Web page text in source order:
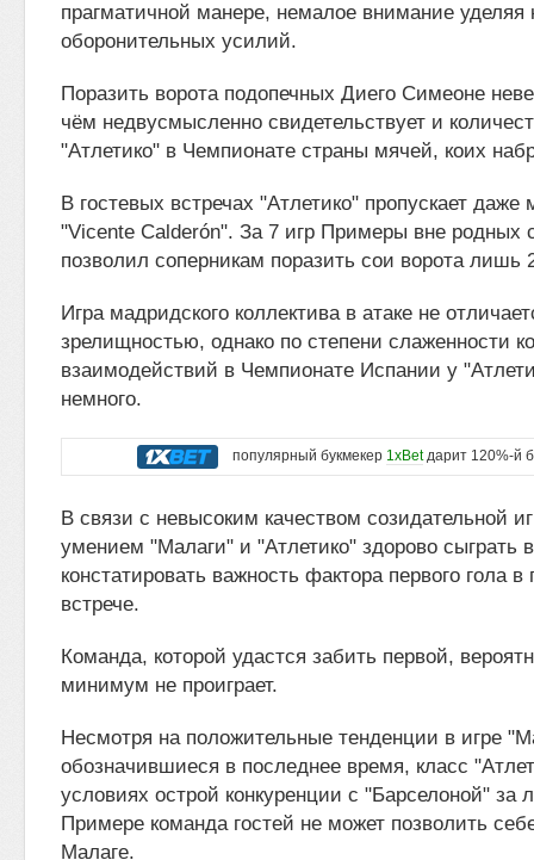
прагматичной манере, немалое внимание уделяя
оборонительных усилий.
Поразить ворота подопечных Диего Симеоне
чём недвусмысленно свидетельствует и
"Атлетико" в Чемпионате страны мячей, коих
В гостевых встречах "Атлетико" пропускает
"Vicente Calderón". За 7 игр Примеры вне родных
позволил соперникам поразить сои ворота лишь
Игра мадридского коллектива в атаке не
зрелищностью, однако по степени слаженности
взаимодействий в Чемпионате Испании у
немного.
популярный букмекер 1xBetдарит 120%-й
В связи с невысоким качеством созидательной
умением "Малаги" и "Атлетико" здорово сыграть
констатировать важность фактора первого гола
встрече.
Команда, которой удастся забить первой,
минимум не проиграет.
Несмотря на положительные тенденции в игре
обозначившиеся в последнее время, класс
условиях острой конкуренции с "Барселоной" за
Примере команда гостей не может позволить
Малаге.